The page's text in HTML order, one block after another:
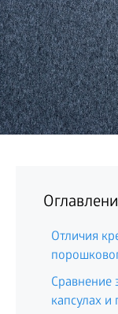
Отличия
Сравнение
капсулах